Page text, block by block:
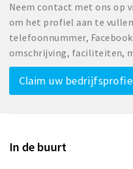
Neem contact met ons op
om het profiel aan te
telefoonnummer,
omschrijving, faciliteiten,
Claim uw
In de buurt